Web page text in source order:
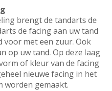
brengt de tandarts de
de facing aan uw tand
voor met een zuur. Ook
op uw tand. Op deze laag
of kleur van de facing
nieuwe facing in het
worden gemaakt.